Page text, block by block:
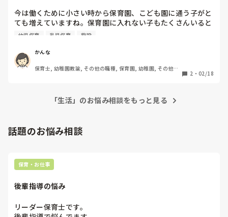
今は働くために小さい時から保育園、こども園に通う子がと
ても増えていますね。保育園に入れない子もたくさんいると
聞きます。
れからも続いていくためにはどうしたらいいと思いますか？
早朝や夕方までの預かり、毎日給食などなんでも思ったこと
を教えてください。
幼児保育 乳児保育 施設
かんな
保育士, 幼稚園教諭, その他の職種, 保育園, 幼稚園, その他の
2 ・ 02/18
「生活」のお悩み相談をもっと見る
話題のお悩み相談
保育・お仕事
後輩指導の悩み
リーダー保育士です。